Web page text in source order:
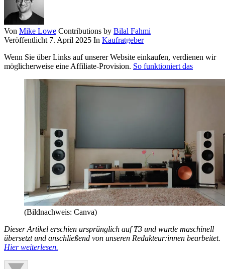
Von Mike Lowe Contributions by Bilal Fahmi
Veröffentlicht 7. April 2025 In Kaufratgeber
Wenn Sie über Links auf unserer Website einkaufen, verdienen wir
möglicherweise eine Affiliate-Provision. So funktioniert das
(Bildnachweis: Canva)
Dieser Artikel erschien ursprünglich auf T3 und wurde maschinell
übersetzt und anschließend von unseren Redakteur:innen bearbeitet.
Hier weiterlesen.